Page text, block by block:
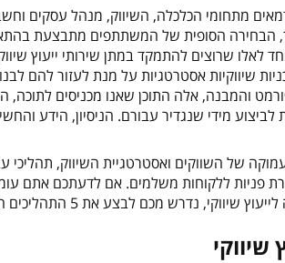
מתחומי הכלכלה, השיווק, מנהל עסקים
הבחירה הסופית של המשתתפים מתבצעת
שרוצים להתמקד במתן שירותי ייעוץ
שיווקיות אסטרטגיות על מנת לעזור להם
והמבנה, אלה התוכן שאנו מכניסים לתוכה,
מידי שנגדיר עבורם. הניסיון, הידע
עמוקה של השווקים ואסטרטגיית השיווק,
פניות ללקוחות משלמים. אם לדעתכם אתם
נדרש מכם לבצע את 5 התהליכים הבאים: